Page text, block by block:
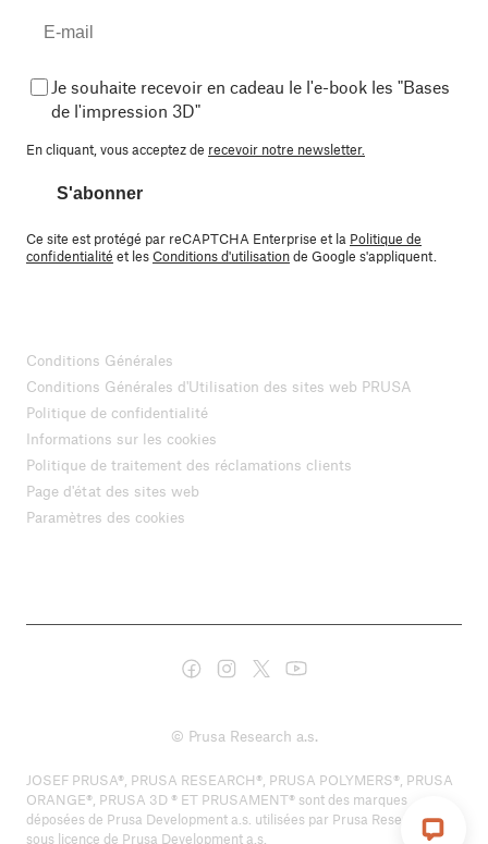
Je souhaite recevoir en cadeau le l'e-book les "Bases
de l'impression 3D"
En cliquant, vous acceptez de recevoir notre newsletter.
S'abonner
Ce site est protégé par reCAPTCHA Enterprise et la Politique de
confidentialité et lesConditions d'utilisationde Google s'appliquent.
Conditions Générales
Conditions Générales d'Utilisation des sites web PRUSA
Politique de confidentialité
Informations sur les cookies
Politique de traitement des réclamations clients
Page d'état des sites web
Paramètres des cookies
© Prusa Research a.s.
JOSEF PRUSA®, PRUSA RESEARCH®, PRUSA POLYMERS®, PRUSA
ORANGE®, PRUSA 3D ® ET PRUSAMENT® sont des marques
déposées de Prusa Development a.s. utilisées par Prusa Research a.s.
sous licence de Prusa Development a.s.